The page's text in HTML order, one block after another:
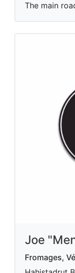
The main
Joe
Fromages,